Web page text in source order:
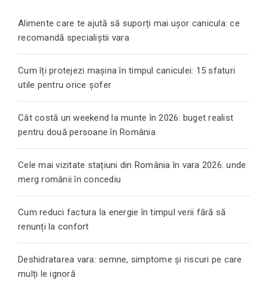
Alimente care te ajută să suporți mai ușor canicula: ce
recomandă specialiștii vara
Cum îți protejezi mașina în timpul caniculei: 15 sfaturi
utile pentru orice șofer
Cât costă un weekend la munte în 2026: buget realist
pentru două persoane în România
Cele mai vizitate stațiuni din România în vara 2026: unde
merg românii în concediu
Cum reduci factura la energie în timpul verii fără să
renunți la confort
Deshidratarea vara: semne, simptome și riscuri pe care
mulți le ignoră